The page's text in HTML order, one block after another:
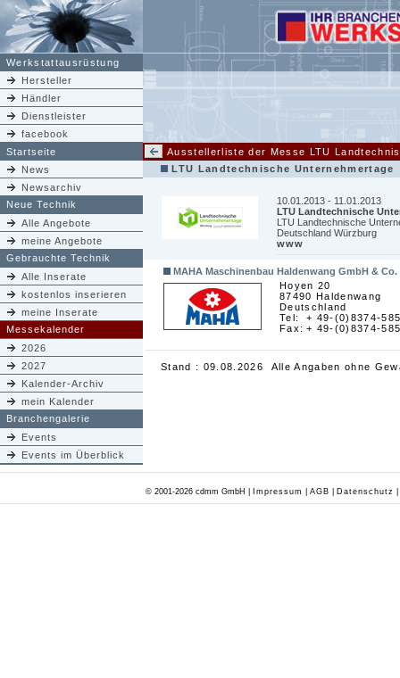
Werkstattausrüstung
Hersteller
Händler
Dienstleister
facebook
Startseite
Ausstellerliste der Messe LTU
News
Newsarchiv
Neue Technik
Alle Angebote
meine Angebote
Gebrauchte Technik
Alle Inserate
kostenlos inserieren
meine Inserate
Messekalender
2026
2027
Kalender-Archiv
mein Kalender
Branchengalerie
Events
Events im Überblick
LTU Landtechnische Unternehmertage
10.01.2013 - 11.01.2013
LTU Landtechnische
LTU Landtechnische
Deutschland Würzburg
www
MAHA Maschinenbau Haldenwang GmbH & Co.
Hoyen 20
87490 Haldenwang
Deutschland
Tel:
Fax:
+ 49-(0)8374-
+ 49-(0)8374-
Stand : 09.08.2026 Alle Angaben ohne
© 2001-2026 cdmm GmbH | Impressum AGB Datenschutz